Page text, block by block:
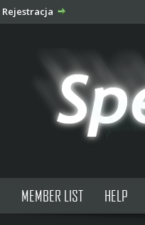
Rejestracja
MEMBER LIST HELP